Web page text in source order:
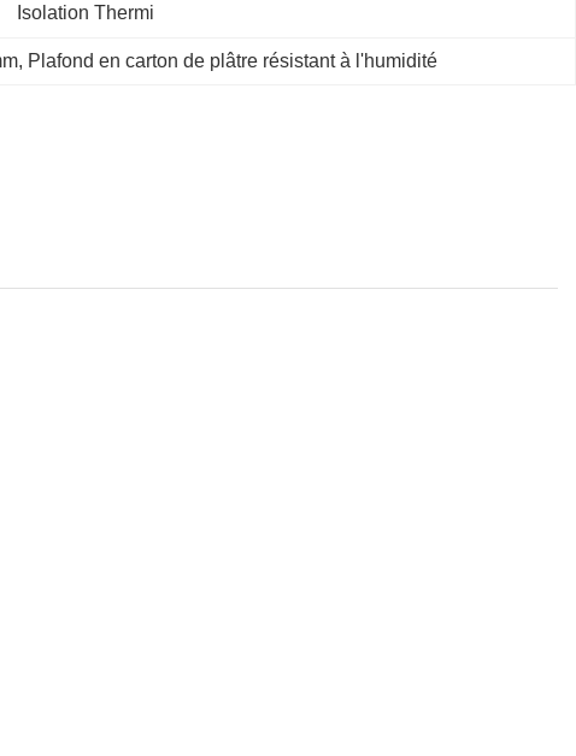
Isolation Thermi
, Plafond en carton de plâtre résistant à l'humidité